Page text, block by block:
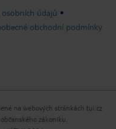
údajů
obchodní podmínky
na webových stránkách tui.cz
zákoníku.